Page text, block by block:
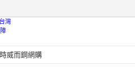
灣
威而鋼網購